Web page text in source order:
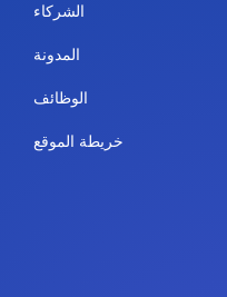
الشركاء
المدونة
الوظائف
خريطة الموقع